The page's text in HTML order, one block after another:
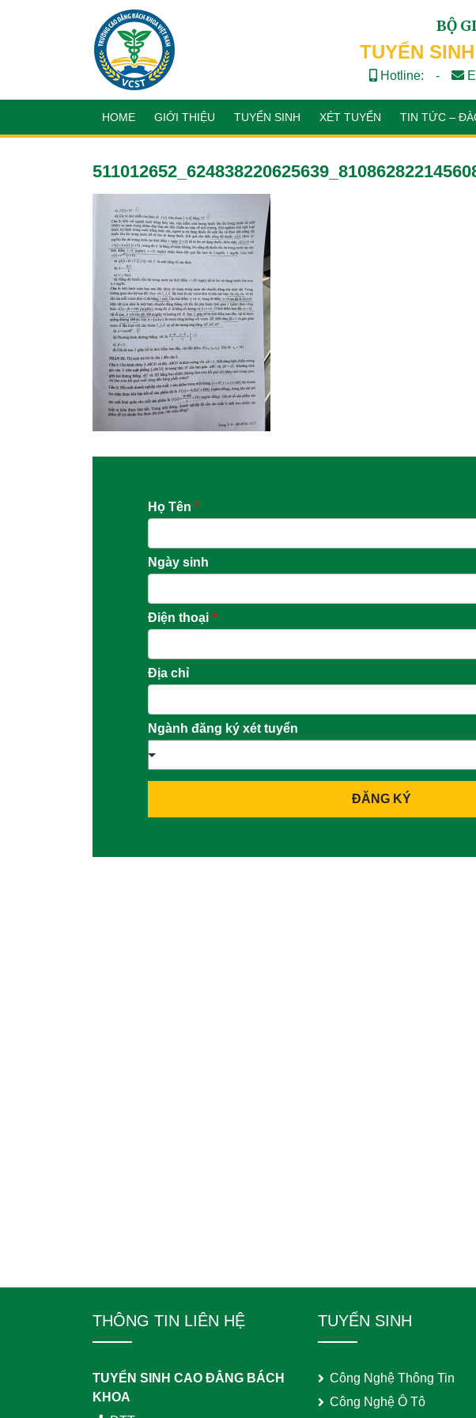
BỘ
TUYỂN
Hotline: -
HOME GIỚI THIỆU TUYỂN SINH XÉT TUYỂN TIN TỨC –
Họ Tên *
Ngày sinh
Điện thoại *
Địa chỉ
Ngành đăng ký xét tuyển
ĐĂNG KÝ
THÔNG TIN LIÊN HỆ
TUYỂN SINH CAO ĐẲNG BÁCH
KHOA
TUYỂN SINH
Công Nghệ Thông Tin
Công Nghệ Ô Tô